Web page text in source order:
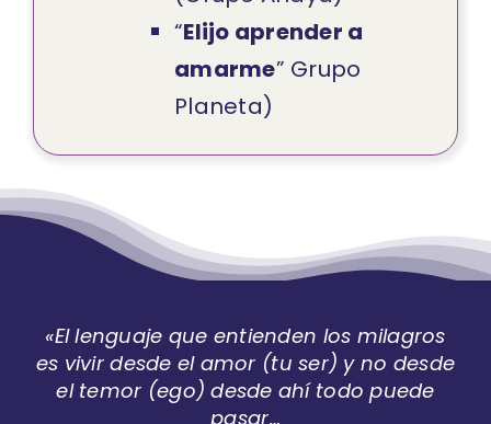
“Elijo aprender a
amarme” Grupo
Planeta)
«El lenguaje que entienden los milagros
es vivir desde el amor (tu ser) y no desde
el temor (ego) desde ahí todo puede
pasar…